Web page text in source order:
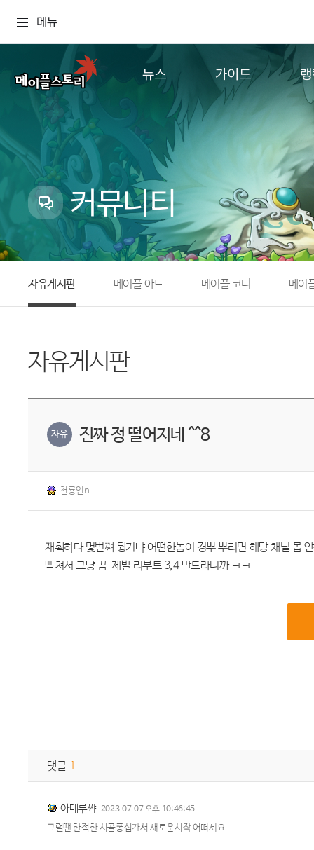
메뉴
뉴스
업데이트
이벤트
캐시샵 공지
메이플 알림판
with maple
가이드
추가정보
컨텐
커뮤니티
자유게시판 메이플 아트 메이플 코디 메이
자유게시판
자유 진짜 정 떨어지네 ^^8
천룡인n
재획하다 몇번쨰 튕기냐 어떤한놈이 경뿌 뿌리면 해당 채널 몹
빡쳐서 그냥 끔 제발 리부트 3,4 만드라니까 ㅋㅋ
댓글 1
아데루쨔 2023.07.07 오후 10:46:45
그럴땐 한적한 시골퐁섭가서 새로운시작 어떠세요